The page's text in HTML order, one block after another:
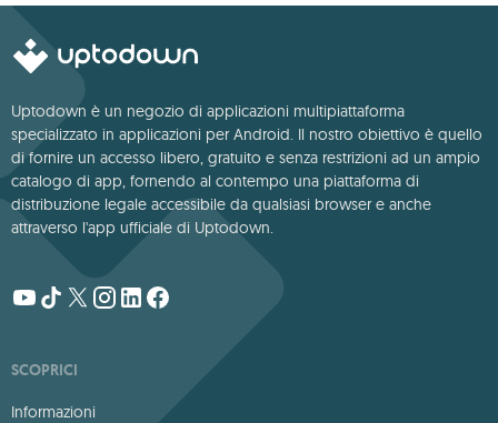
Uptodown è un negozio di applicazioni multipiattaforma
specializzato in applicazioni per Android. Il nostro obiettivo è quello
di fornire un accesso libero, gratuito e senza restrizioni ad un ampio
catalogo di app, fornendo al contempo una piattaforma di
distribuzione legale accessibile da qualsiasi browser e anche
attraverso l'app ufficiale di Uptodown.
SCOPRICI
Informazioni